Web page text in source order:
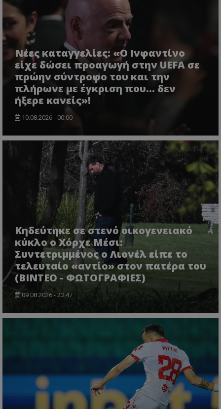
Νέες καταγγελίες: «Ο Ινφαντίνο
είχε δώσει προαγωγή στην UEFA σε
πρώην σύντροφο του και την
πλήρωνε με έγκριση που... δεν
ήξερε κανείς»!
10.08.2026 - 00:00
Κηδεύτηκε σε στενό οικογενειακό
κύκλο ο Χόρχε Μέσι:
Συντετριμμένος ο Λιονέλ είπε το
τελευταίο «αντίο» στον πατέρα του
(ΒΙΝΤΕΟ - ΦΩΤΟΓΡΑΦΙΕΣ)
09.08.2026 - 23:47